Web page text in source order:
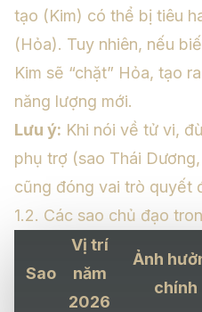
tạo (Kim) có thể bị tiêu
(Hỏa). Tuy nhiên, nếu
Kim sẽ “chặt” Hỏa, tạo
năng lượng mới.
Lưu ý: Khi nói về tử vi,
phụ trợ (sao Thái
cũng đóng vai trò quyết
1.2. Các sao chủ đạo
Sao
Vị trí
năm
2026
Ảnh
chính